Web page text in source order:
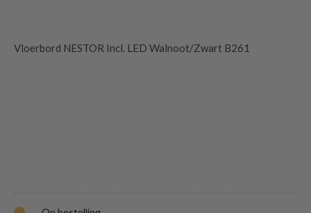
Vloerbord NESTOR Incl. LED Walnoot/Zwart B261